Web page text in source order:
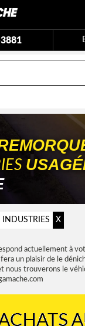
X
actuellement à
un plaisir de le
nous trouverons le